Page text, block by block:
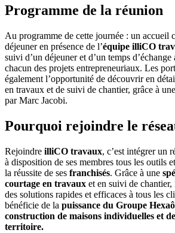
Programme de la réunion
Au programme de cette journée : un accueil
déjeuner en présence de l’équipe illiCO
suivi d’un déjeuner et d’un temps
chacun des projets entrepreneuriaux. Les
également l’opportunité de découvrir en
en travaux et de suivi de chantier, grâce à
par Marc Jacobi.
Pourquoi rejoindre le
Rejoindre illiCO travaux, c’est intégrer un
à disposition de ses membres tous les outils
la réussite de ses franchisés. Grâce à une
courtage en travaux et en suivi de
des solutions rapides et efficaces à tous les
bénéficie de la puissance du Groupe
construction de maisons individuelles et
territoire.